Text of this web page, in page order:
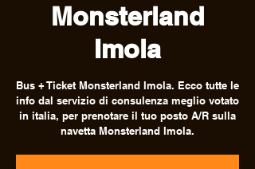
Monsterland
Imola
Bus + Ticket Monsterland Imola. Ecco tutte le
info dal servizio di consulenza meglio votato
in italia, per prenotare il tuo posto A/R sulla
navetta Monsterland Imola.